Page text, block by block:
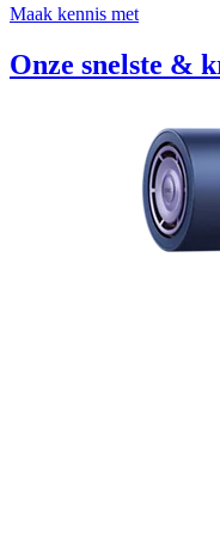
Maak kennis met
Onze snelste &